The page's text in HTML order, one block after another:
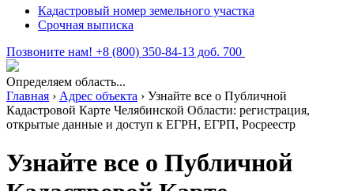
Кадастровый номер земельного участка
Срочная выписка
Позвоните нам! +8 (800) 350-84-13 доб. 700
Определяем область...
Главная › Адрес объекта › Узнайте все о Публичной
Кадастровой Карте Челябинской Области: регистрация,
открытые данные и доступ к ЕГРН, ЕГРП, Росреестр
Узнайте все о Публичной